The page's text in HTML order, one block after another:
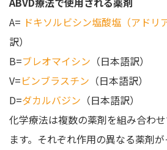
A= ドキソルビシン塩酸塩（アドリ
訳）
B=ブレオマイシン （日本語訳）
V=ビンブラスチン （日本語訳）
D=ダカルバジン （日本語訳）
化学療法は複数の薬剤を組み合わ
ます。それぞれ作用の異なる薬剤